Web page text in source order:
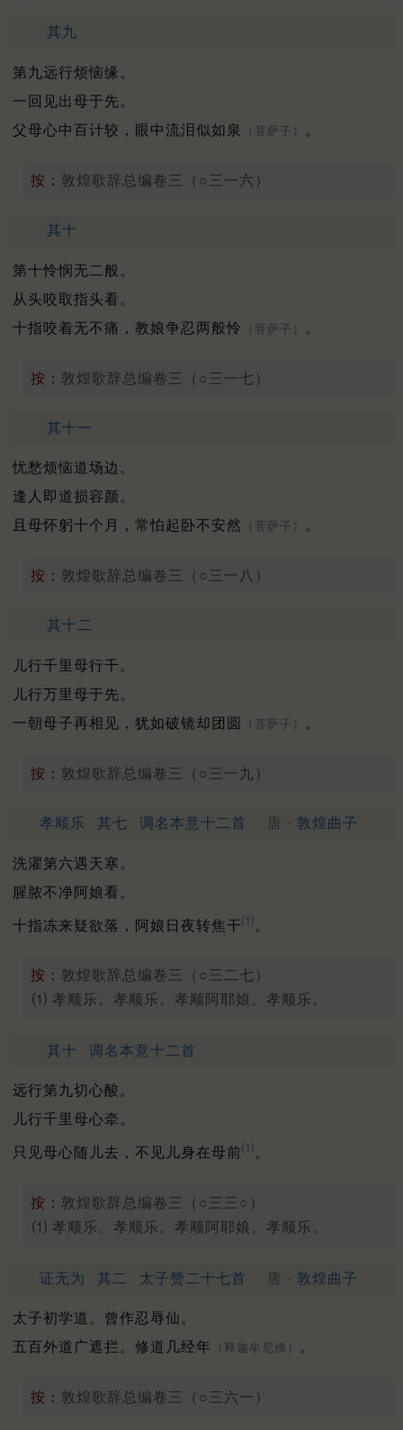
其九
第九远行烦恼缘。
一回见出母于先。
父母心中百计较，眼中流泪似如泉
（菩萨子） 。
按： 敦煌歌辞总编卷三（○三一六）
其十
第十怜悯无二般。
从头咬取指头看。
十指咬着无不痛，教娘争忍两般怜
（菩萨子） 。
按： 敦煌歌辞总编卷三（○三一七）
其十一
忧愁烦恼道场边。
逢人即道损容颜。
且母怀躬十个月，常怕起卧不安然
（菩萨子） 。
按： 敦煌歌辞总编卷三（○三一八）
其十二
儿行千里母行千。
儿行万里母于先。
一朝母子再相见，犹如破镜却团圆
（菩萨子） 。
按： 敦煌歌辞总编卷三（○三一九）
孝顺乐 其七 调名本意十二首 唐 · 敦煌曲子
洗濯第六遇天寒。
腥脓不净阿娘看。
十指冻来疑欲落，阿娘日夜转焦干⑴ 。
按： 敦煌歌辞总编卷三（○三二七）
⑴ 孝顺乐。孝顺乐。孝顺阿耶娘。孝顺乐。
其十 调名本意十二首
远行第九切心酸。
儿行千里母心牵。
只见母心随儿去，不见儿身在母前⑴。
按： 敦煌歌辞总编卷三（○三三○）
⑴ 孝顺乐。孝顺乐。孝顺阿耶娘。孝顺乐。
证无为 其二 太子赞二十七首 唐 · 敦煌曲子
太子初学道。曾作忍辱仙。
五百外道广遮拦。修道几经年
（释迦牟尼佛） 。
按： 敦煌歌辞总编卷三（○三六一）